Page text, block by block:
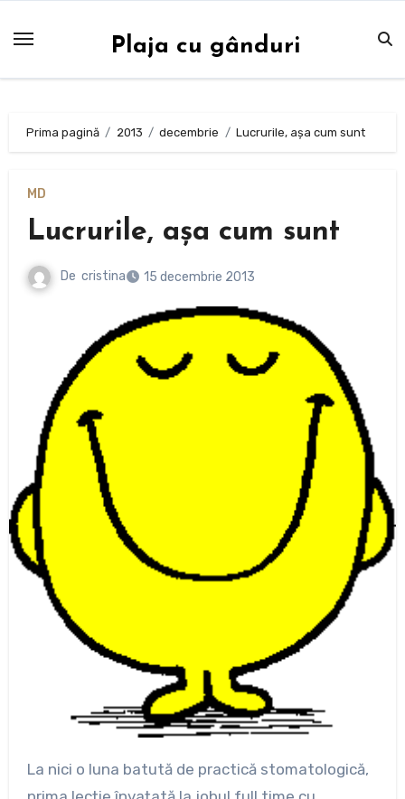
Plaja cu gânduri
Prima pagină 2013 decembrie Lucrurile, așa cum sunt
MD
Lucrurile, așa cum sunt
De cristina 15 decembrie 2013
La nici o luna batută de practică stomatologică,